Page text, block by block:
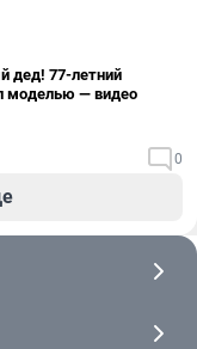
дед! 77-летний
моделью — видео
0